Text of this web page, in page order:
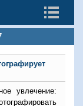
увлечение: